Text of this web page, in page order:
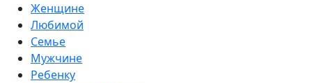
Женщине
Любимой
Семье
Мужчине
Ребенку